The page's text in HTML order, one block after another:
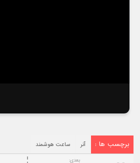
برچسب ها : آنر ساعت هوشمند
بعدی: